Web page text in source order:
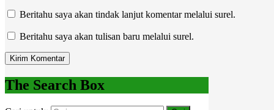
Beritahu saya akan tindak lanjut komentar melalui surel.
Beritahu saya akan tulisan baru melalui surel.
The Search Box